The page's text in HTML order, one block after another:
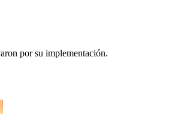
por su implementación.